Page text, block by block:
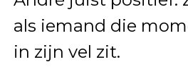
als iemand die
in zijn vel zit.